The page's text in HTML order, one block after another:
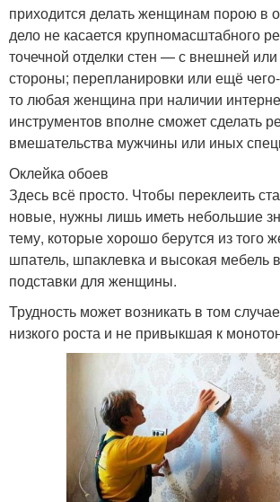
приходится делать женщинам порою в
дело не касается крупномасштабного
точечной отделки стен — с внешней
стороны; перепланировки или ещё
то любая женщина при наличии
инструментов вполне сможет сделать
вмешательства мужчины или иных
Оклейка обоев
Здесь всё просто. Чтобы переклеить
новые, нужны лишь иметь небольшие
тему, которые хорошо берутся из того
шпатель, шпаклевка и высокая мебель
подставки для женщины.
Трудность может возникать в том
низкого роста и не привыкшая к